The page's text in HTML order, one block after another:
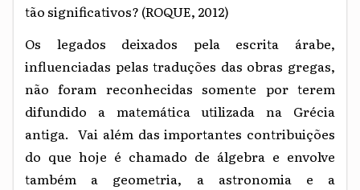
tão significativos? (ROQUE, 2012)
Os legados deixados pela escrita árabe,
influenciadas pelas traduções das obras gregas,
não foram reconhecidas somente por terem
difundido a matemática utilizada na Grécia
antiga. Vai além das importantes contribuições
do que hoje é chamado de álgebra e envolve
também a geometria, a astronomia e a